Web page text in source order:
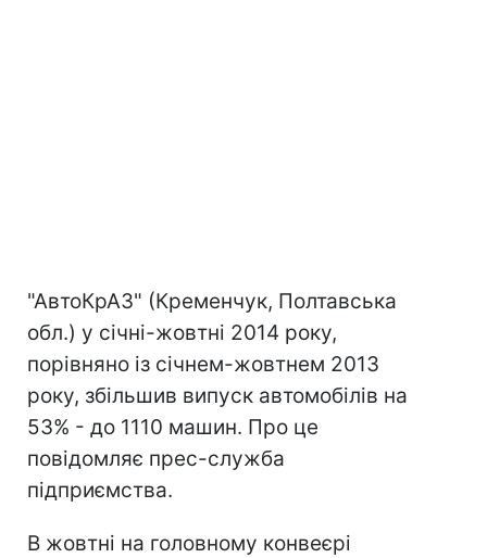
"АвтоКрАЗ" (Кременчук, Полтавська
обл.) у січні-жовтні 2014 року,
порівняно із січнем-жовтнем 2013
року, збільшив випуск автомобілів на
53% - до 1110 машин. Про це
повідомляє прес-служба
підприємства.
В жовтні на головному конвеєрі